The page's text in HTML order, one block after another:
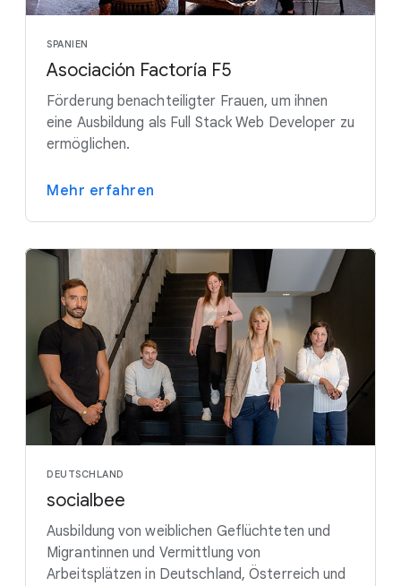
SPANIEN
Asociación Factoría F5
Förderung benachteiligter Frauen, um ihnen
eine Ausbildung als Full Stack Web Developer zu
ermöglichen.
Mehr erfahren
DEUTSCHLAND
socialbee
Ausbildung von weiblichen Geflüchteten und
Migrantinnen und Vermittlung von
Arbeitsplätzen in Deutschland, Österreich und